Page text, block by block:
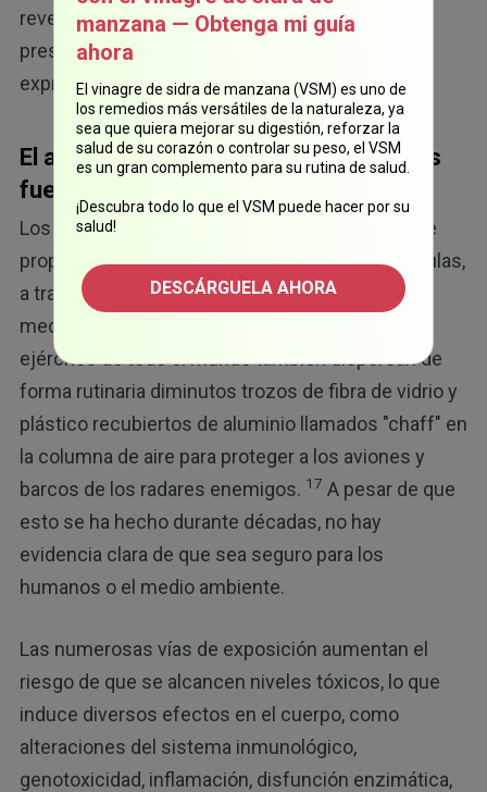
reveló que las muestras positivas al aluminio
presentaron una menor apoptosis y una mayor
expresión de la molécula antiapoptótica BCL-2.
El aluminio se bioacumula por múltiples
fuentes
Los científicos reconocen que el aluminio puede
propagarse por inhalación de aerosoles o partículas,
a través del suministro de alimentos y agua, en
medicamentos, diálisis e infusiones.
ejércitos de todo el mundo también dispersan de
forma rutinaria diminutos trozos de fibra de vidrio y
plástico recubiertos de aluminio llamados "chaff" en
la columna de aire para proteger a los aviones y
barcos de los radares enemigos. 17 A pesar de que
esto se ha hecho durante décadas, no hay
evidencia clara de que sea seguro para los
humanos o el medio ambiente.
Las numerosas vías de exposición aumentan el
riesgo de que se alcancen niveles tóxicos, lo que
induce diversos efectos en el cuerpo, como
alteraciones del sistema inmunológico,
genotoxicidad, inflamación, disfunción enzimática,
manzana — Obtenga mi guía
ahora
El vinagre de sidra de manzana (VSM) es uno de
los remedios más versátiles de la naturaleza, ya
sea que quiera mejorar su digestión, reforzar la
salud de su corazón o controlar su peso, el VSM
es un gran complemento para su rutina de salud.
¡Descubra todo lo que el VSM puede hacer por su
salud!
DESCÁRGUELA AHORA